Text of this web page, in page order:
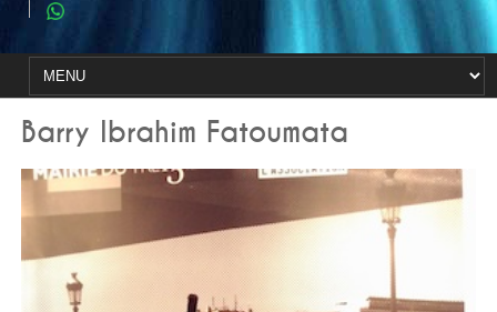
Barry Ibrahim Fatoumata